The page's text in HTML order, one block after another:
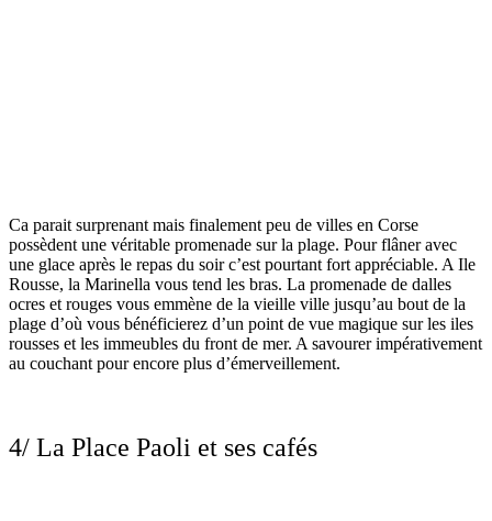
Ca parait surprenant mais finalement peu de villes en Corse
possèdent une véritable promenade sur la plage. Pour flâner avec
une glace après le repas du soir c’est pourtant fort appréciable. A Ile
Rousse, la Marinella vous tend les bras. La promenade de dalles
ocres et rouges vous emmène de la vieille ville jusqu’au bout de la
plage d’où vous bénéficierez d’un point de vue magique sur les iles
rousses et les immeubles du front de mer. A savourer impérativement
au couchant pour encore plus d’émerveillement.
4/ La Place Paoli et ses cafés